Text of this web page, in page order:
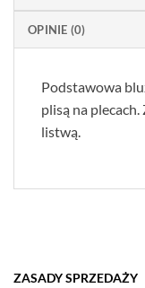
OPINIE (0)
Podstawowa
plisą na
listwą.
ZASADY SPRZEDAŻY